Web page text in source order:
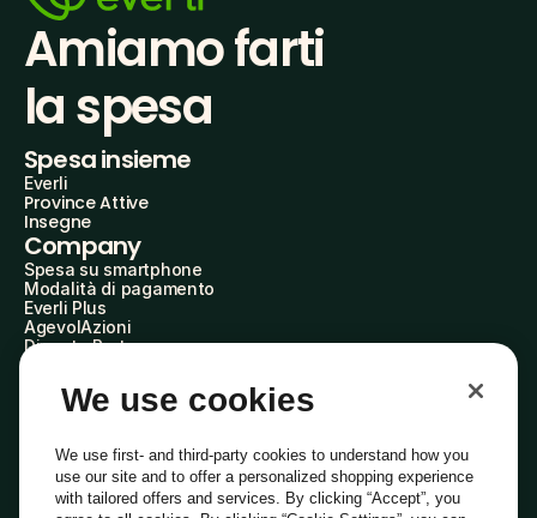
Amiamo farti
la spesa
Spesa insieme
Everli
Province Attive
Insegne
Company
Spesa su smartphone
Modalità di pagamento
Everli Plus
AgevolAzioni
Diventa Partner
Everli Shoppers
About Us
Everli News
Domande frequenti
Lavora con noi
Diventa Shopper
We use cookies
We use first- and third-party cookies to understand how you
use our site and to offer a personalized shopping experience
with tailored offers and services. By clicking “Accept”, you